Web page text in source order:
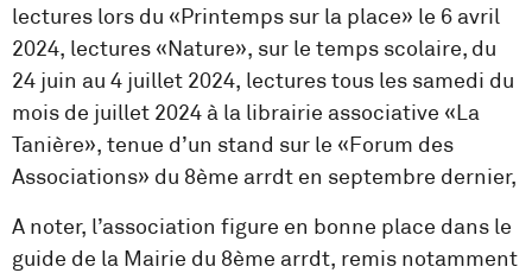
lectures lors du «Printemps sur la place» le 6 avril
2024, lectures «Nature», sur le temps scolaire, du
24 juin au 4 juillet 2024, lectures tous les samedi du
mois de juillet 2024 à la librairie associative «La
Tanière», tenue d’un stand sur le «Forum des
Associations» du 8ème arrdt en septembre dernier,
A noter, l’association figure en bonne place dans le
guide de la Mairie du 8ème arrdt, remis notamment